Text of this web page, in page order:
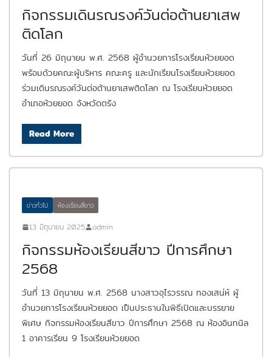
กิจกรรมเดินรณรงค์วันต่อต้านยาเสพ
ติดโลก
วันที่ 26 มิถุนายน พ.ศ. 2568 ผู้อำนวยการโรงเรียนห้วยยอด
พร้อมด้วยคณะผู้บริหาร คณะครู และนักเรียนโรงเรียนห้วยยอด
ร่วมเดินรณรงค์วันต่อต้านยาเสพติดโลก ณ โรงเรียนห้วยยอด
อำเภอห้วยยอด จังหวัดตรัง
Read More
ข่าวทั่วไป ห้องเรียนสีขาว
13 มิถุนายน 2025 admin
กิจกรรมห้องเรียนสีขาว ปีการศึกษา
2568
วันที่ 13 มิถุนายน พ.ศ. 2568 นางสาวอุไรวรรณ ทองเสน่ห์ ผู้
อำนวยการโรงเรียนห้วยยอด เป็นประธานในพิธีเปิดและบรรยาย
พิเศษ กิจกรรมห้องเรียนสีขาว ปีการศึกษา 2568 ณ ห้องอินทนิล
1 อาคารเรียน 9 โรงเรียนห้วยยอด